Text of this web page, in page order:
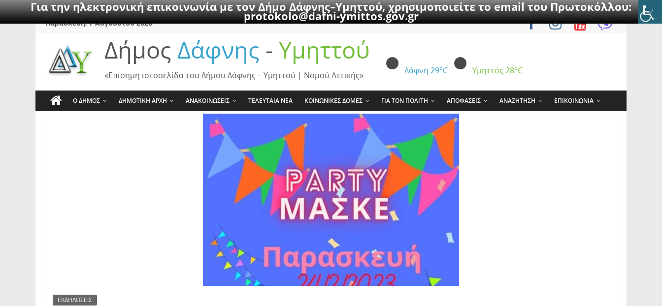
Για την ηλεκτρονική επικοινωνία με τον Δήμο Δάφνης–Υμηττού, χρησιμοποιείτε το email του Πρωτοκόλλου:
protokolo@dafni-ymittos.gov.gr
SkipΠαρασκευή, 7 Αυγούστου 2026
Δήμος Δάφνης - Υμηττού
Δάφνη 29°C Υμηττός 28°C
«Επίσημη ιστοσελίδα του Δήμου Δάφνης – Υμηττού | Νομού Αττικής»
Ο ΔΗΜΟΣ ΔΗΜΟΤΙΚΗ ΑΡΧΗ ΑΝΑΚΟΙΝΩΣΕΙΣ ΤΕΛΕΥΤΑΙΑ ΝΕΑ ΚΟΙΝΩΝΙΚΕΣ ΔΟΜΕΣ ΓΙΑ ΤΟΝ ΠΟΛΙΤΗ ΑΠΟΦΑΣΕΙΣ ΑΝΑΖΗΤΗΣΗ ΕΠΙΚΟΙΝΩΝΙΑ
ΕΚΔΗΛΩΣΕΙΣ